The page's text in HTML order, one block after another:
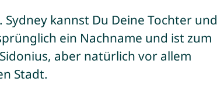
Sydney kannst Du Deine Tochter und
ein Nachname und ist zum
aber natürlich vor allem
Stadt.